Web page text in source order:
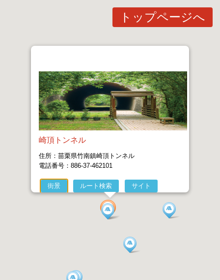
トップページへ
崎頂トンネル
住所：苗栗県竹南鎮崎頂トンネル
電話番号：886-37-462101
街景 ルート検索 サイト